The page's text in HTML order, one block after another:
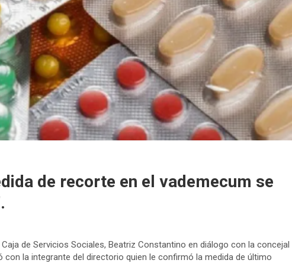
de recorte en el vademecum se
de Servicios Sociales, Beatriz Constantino en diálogo con la concejal
con la integrante del directorio quien le confirmó la medida de último